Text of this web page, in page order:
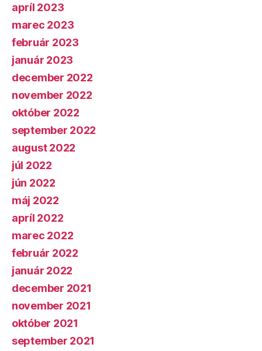
apríl 2023
marec 2023
február 2023
január 2023
december 2022
november 2022
október 2022
september 2022
august 2022
júl 2022
jún 2022
máj 2022
apríl 2022
marec 2022
február 2022
január 2022
december 2021
november 2021
október 2021
september 2021